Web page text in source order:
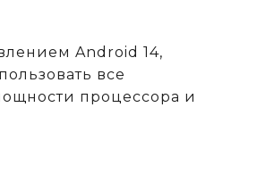
Android 14,
все
процессора и